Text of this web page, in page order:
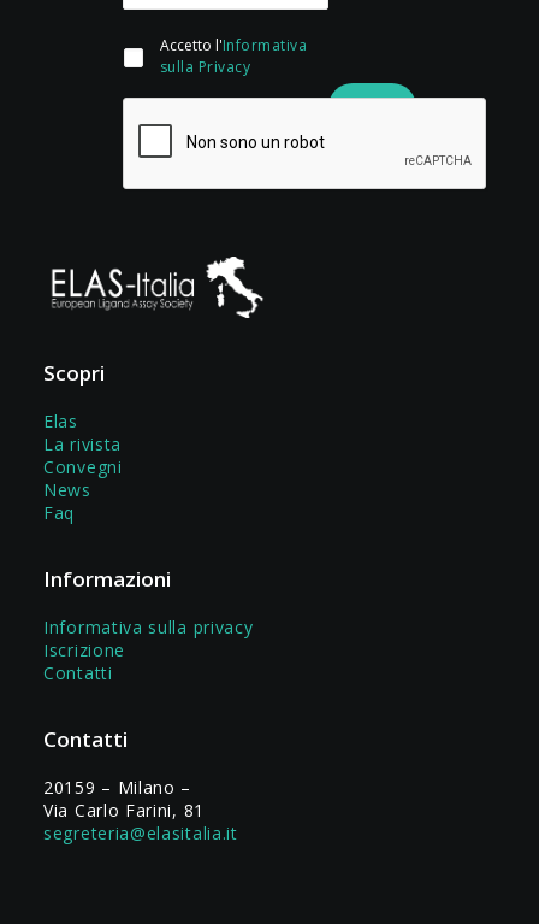
Accetto l'Informativa
sulla Privacy
Scopri
Elas
La rivista
Convegni
News
Faq
Informazioni
Informativa sulla privacy
Iscrizione
Contatti
Contatti
20159 – Milano –
Via Carlo Farini, 81
segreteria@elasitalia.it